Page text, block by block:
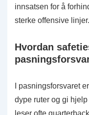
innsatsen for å
sterke offensive linjer.
Hvordan
I pasningsforsvaret
dype ruter og gi
leser ofte